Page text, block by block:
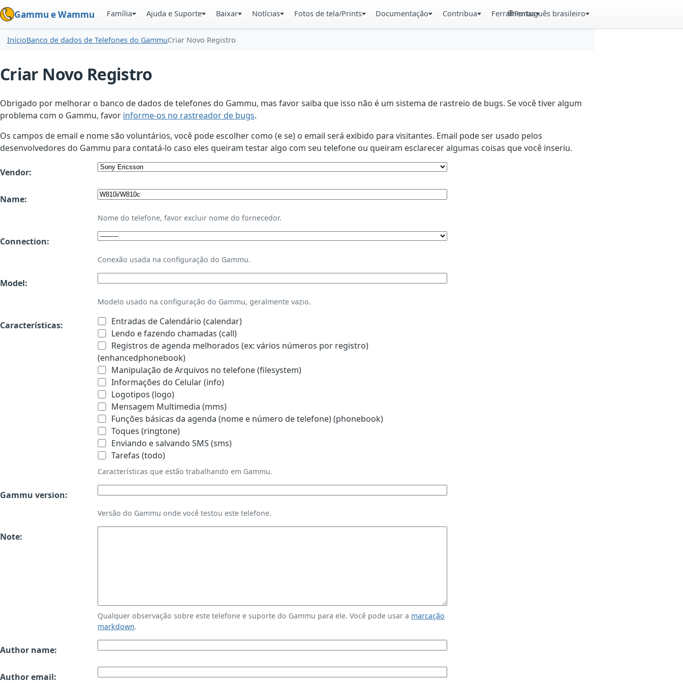
Gammu e Wammu Família Ajuda e Suporte Baixar Notícias Fotos de tela/Prints Documentação Contribua FerramentasPortuguês brasileiro
InícioBanco de dados de Telefones do GammuCriar Novo Registro
Criar Novo Registro
Obrigado por melhorar o banco de dados de telefones do Gammu, mas favor saiba que isso não é um sistema de rastreio de bugs. Se você tiver algum
problema com o Gammu, favor informe-os no rastreador de bugs.
Os campos de email e nome são voluntários, você pode escolher como (e se) o email será exibido para visitantes. Email pode ser usado pelos
desenvolvedores do Gammu para contatá-lo caso eles queiram testar algo com seu telefone ou queiram esclarecer algumas coisas que você inseriu.
Vendor:
Name:
Nome do telefone, favor excluir nome do fornecedor.
Connection:
Conexão usada na configuração do Gammu.
Model:
Modelo usado na configuração do Gammu, geralmente vazio.
Características:
Entradas de Calendário (calendar)
Lendo e fazendo chamadas (call)
Registros de agenda melhorados (ex: vários números por registro)
(enhancedphonebook)
Manipulação de Arquivos no telefone (filesystem)
Informações do Celular (info)
Logotipos (logo)
Mensagem Multimedia (mms)
Funções básicas da agenda (nome e número de telefone) (phonebook)
Toques (ringtone)
Enviando e salvando SMS (sms)
Tarefas (todo)
Características que estão trabalhando em Gammu.
Gammu version:
Versão do Gammu onde você testou este telefone.
Note:
Qualquer observação sobre este telefone e suporte do Gammu para ele. Você pode usar a marcação
markdown.
Author name:
Author email: